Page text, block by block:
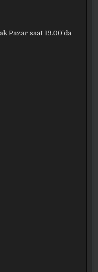
Pazar saat 19.00’da